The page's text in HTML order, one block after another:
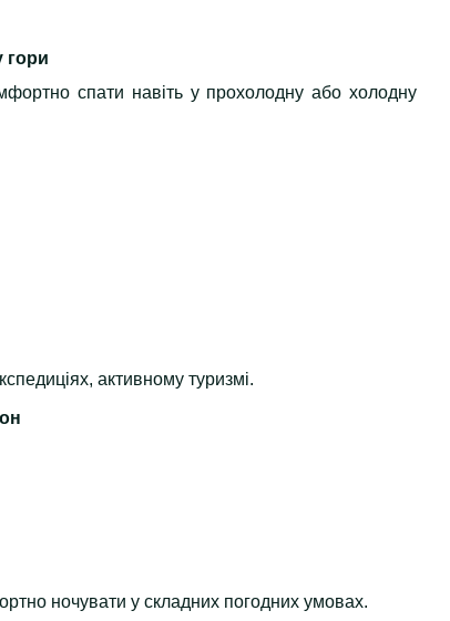
гори
спати навіть у прохолодну або холодну
активному туризмі.
ночувати у складних погодних умовах.